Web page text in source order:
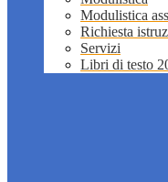
Modulistica
Richiesta
Servizi
Libri di testo